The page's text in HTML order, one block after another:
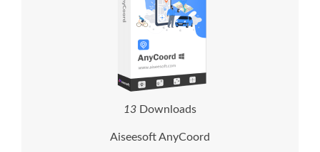
13 Downloads
Aiseesoft AnyCoord